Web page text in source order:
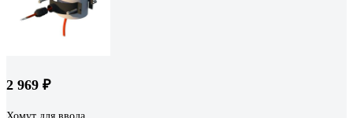
2 969 ₽